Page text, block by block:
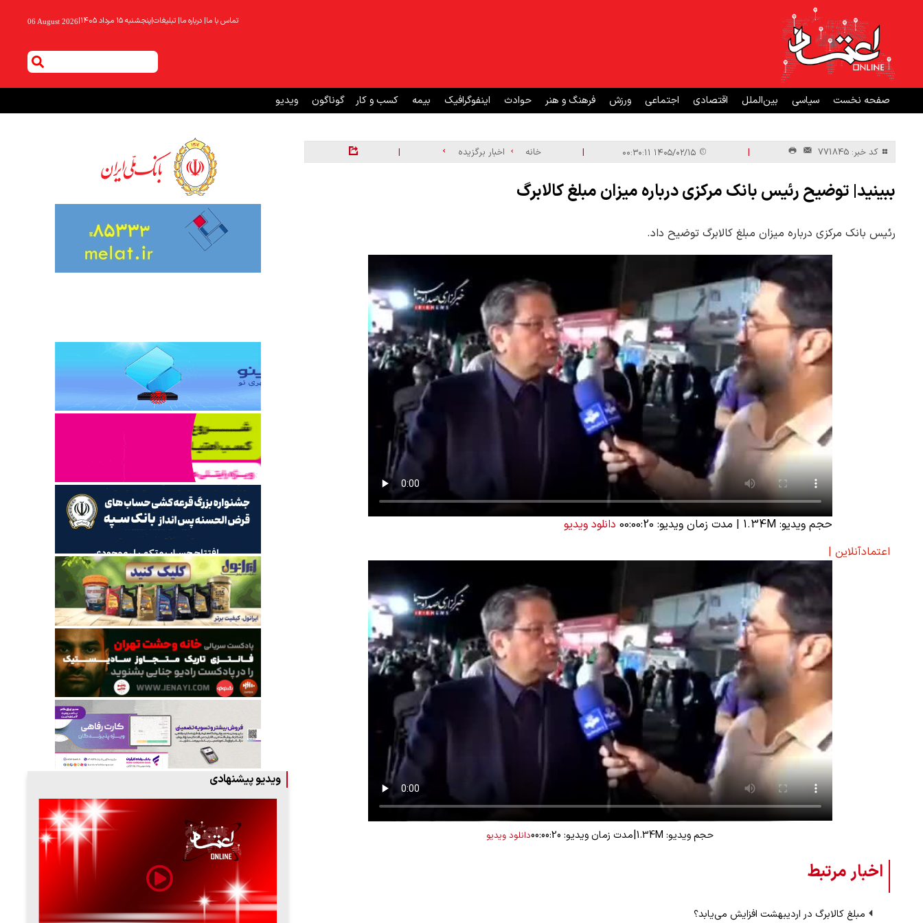
تماس با ما| درباره ما| تبلیغات|پنجشنبه ۱۵ مرداد ۱۴۰۵ |
06 August 2026
صفحه نخست سیاسی بین‌الملل اقتصادی اجتماعی ورزش فرهنگ و هنر حوادث اینفوگرافیک بیمه کسب و کار گوناگون ویدیو
کد خبر: 771845 | ۱۴۰۵/۰۲/۱۵ ۰۰:۳۰:۱۱ | خانه اخبار برگزیده |
ببینید| توضیح رئیس بانک مرکزی درباره میزان مبلغ کالابرگ
رئیس بانک مرکزی درباره میزان مبلغ کالابرگ توضیح داد.
حجم ویدیو: 1.34M | مدت زمان ویدیو: 00:00:20
دانلود ویدیو
اعتمادآنلاین |
حجم ویدیو: 1.34M |مدت زمان ویدیو: 00:00:20 دانلود ویدیو
اخبار مرتبط
مبلغ کالابرگ در اردیبهشت افزایش می‌یابد؟
ویدیو پیشنهادی